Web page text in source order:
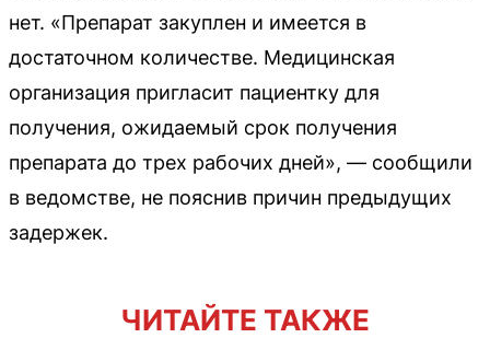
нет. «Препарат закуплен и имеется в
достаточном количестве. Медицинская
организация пригласит пациентку для
получения, ожидаемый срок получения
препарата до трех рабочих дней», — сообщили
в ведомстве, не пояснив причин предыдущих
задержек.
ЧИТАЙТЕ ТАКЖЕ